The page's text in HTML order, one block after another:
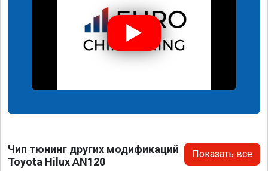
Чип тюнинг других модификаций
Toyota Hilux AN120
Показать все